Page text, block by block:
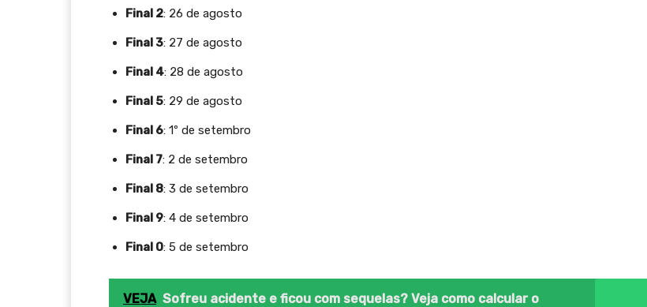
Final 2: 26 de agosto
Final 3: 27 de agosto
Final 4: 28 de agosto
Final 5: 29 de agosto
Final 6: 1º de setembro
Final 7: 2 de setembro
Final 8: 3 de setembro
Final 9: 4 de setembro
Final 0: 5 de setembro
VEJA Sofreu acidente e ficou com sequelas? Veja como calcular o